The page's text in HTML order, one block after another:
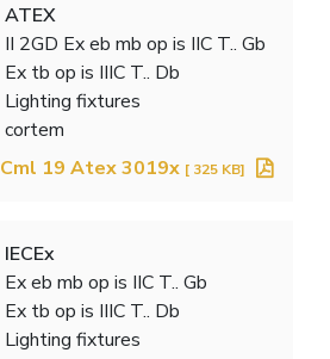
ATEX
II 2GD Ex eb mb op is IIC T.. Gb
Ex tb op is IIIC T.. Db
Lighting fixtures
cortem
Cml 19 Atex 3019x [ 325 KB]
IECEx
Ex eb mb op is IIC T.. Gb
Ex tb op is IIIC T.. Db
Lighting fixtures